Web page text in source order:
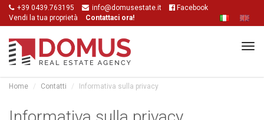
+39 0439.763195 info@domusestate.it
Facebook
Vendi la tua proprietà
Contattaci ora!
Home Contatti Informativa sulla privacy